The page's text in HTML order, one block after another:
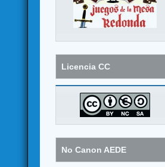
Licencia CC
No Canon AEDE